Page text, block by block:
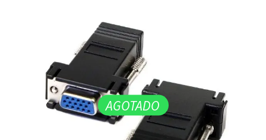
AGOTADO